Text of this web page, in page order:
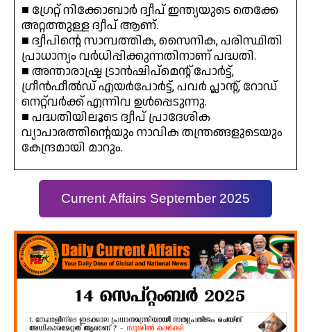
■ ഗ്രേറ്റ് നിക്കോബാർ ദ്വീപ് ഇന്ത്യയുടെ തെക്കേ
അറ്റത്തുള്ള ദ്വീപ് ആണ്.
■ ദ്വീപിന്റെ സാമ്പത്തിക, സൈനിക, പരിസ്ഥിതി
പ്രാധാന്യം വർധിപ്പിക്കുന്നതിനാണ് പദ്ധതി.
■ അന്താരാഷ്ട്ര ട്രാൻഷിപ്മെന്റ് പോർട്ട്,
ഗ്രീൻഫീൽഡ് എയർപോർട്ട്, പവർ പ്ലാന്റ്, റോഡ്
നെറ്റ്‌വർക്ക് എന്നിവ ഉൾപ്പെടുന്നു.
■ പദ്ധതിയിലൂടെ ദ്വീപ് പ്രാദേശിക
വ്യാപാരത്തിന്റെയും നാവിക തന്ത്രങ്ങളുടെയും
കേന്ദ്രമായി മാറും.
Current Affairs September 2025